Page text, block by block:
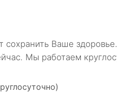
Ваше здоровье.
Мы работаем